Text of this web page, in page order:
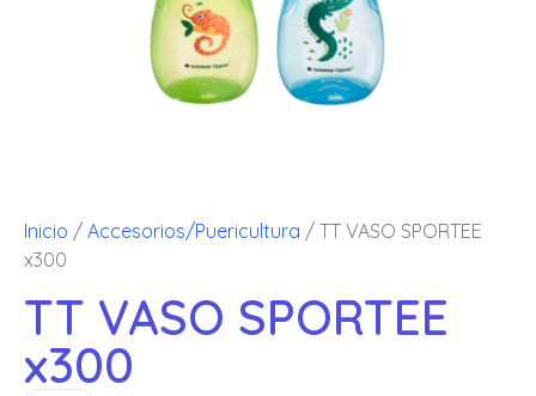
Inicio / Accesorios/Puericultura / TT VASO SPORTEE
x300
TT VASO SPORTEE
x300